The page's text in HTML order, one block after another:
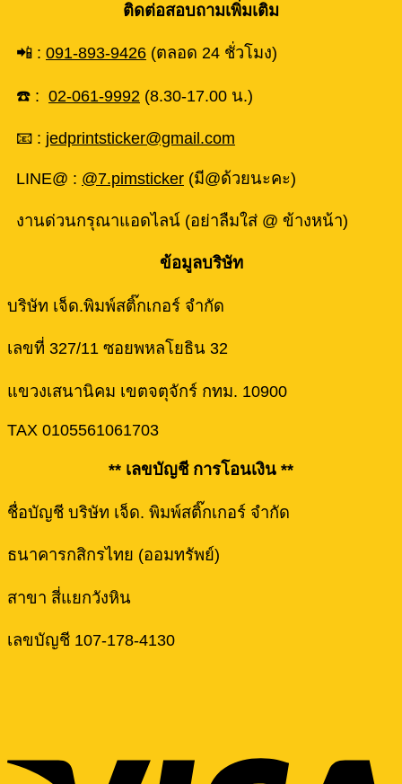
ติดต่อสอบถามเพิ่มเติม
📲 : 091-893-9426 (ตลอด 24 ชั่วโมง)
☎️ : 02-061-9992 (8.30-17.00 น.)
📧 : jedprintsticker@gmail.com
LINE@ : @7.pimsticker (มี@ด้วยนะคะ)
งานด่วนกรุณาแอดไลน์ (อย่าลืมใส่ @ ข้างหน้า)
ข้อมูลบริษัท
บริษัท เจ็ด.พิมพ์สติ๊กเกอร์ จำกัด
เลขที่ 327/11 ซอยพหลโยธิน 32
แขวงเสนานิคม เขตจตุจักร์ กทม. 10900
TAX 0105561061703
** เลขบัญชี การโอนเงิน **
ชื่อบัญชี บริษัท เจ็ด. พิมพ์สติ๊กเกอร์ จำกัด
ธนาคารกสิกรไทย (ออมทรัพย์)
สาขา สี่แยกวังหิน
เลขบัญชี 107-178-4130